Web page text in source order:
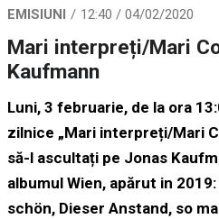
EMISIUNI 12:40 / 04/02/2020
Mari interpreți/Mari
Kaufmann
Luni, 3 februarie, de la ora
zilnice „Mari interpreți/Mari
să-l ascultați pe Jonas
albumul Wien, apărut in
schön, Dieser Anstand, so